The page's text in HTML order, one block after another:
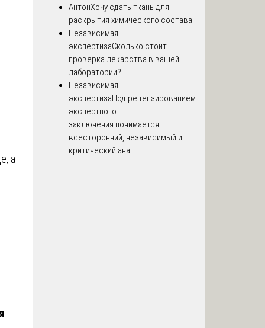
а
АнтонХочу сдать ткань для
раскрытия химического состава
Независимая
экспертизаСколько стоит
проверка лекарства в вашей
лаборатории?
Независимая
экспертизаПод рецензированием
экспертного
заключения понимается
всесторонний, независимый и
критический ана...